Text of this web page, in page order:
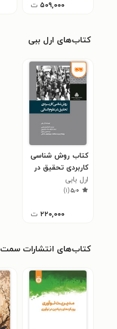
۵۰۹,۰۰۰ ت
کتاب‌های ارل ببی
کتاب روش شناسی
کاربردی تحقیق در
علوم انسانی
ارل بابی
۵٫۰(۱)
۲۲۰,۰۰۰ ت
کتاب‌های انتشارات سمت